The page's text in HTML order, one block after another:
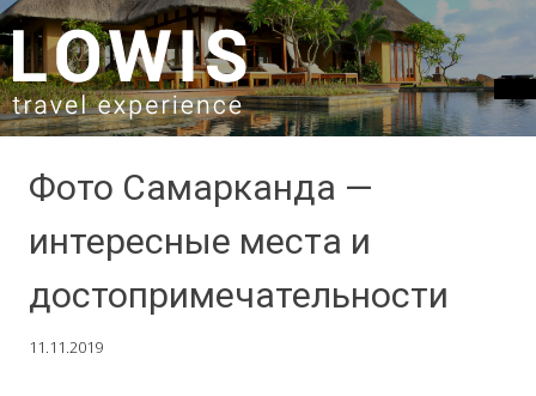
SKIP TO CONTENT
Фото Самарканда —
интересные места и
достопримечательности
11.11.2019